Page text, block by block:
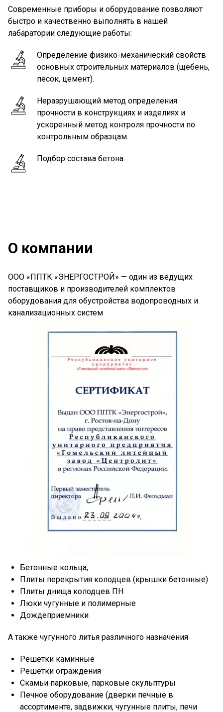
Современные приборы и оборудование позволяют
быстро и качественно выполнять в нашей
лабаратории следующие работы:
Определение физико-механический свойств
основных строительных материалов (щебень,
песок, цемент).
Неразрушающий метод определения
прочности в конструкциях и изделиях и
ускоренный метод контроля прочности по
контрольным образцам.
Подбор состава бетона.
О компании
ООО «ППТК «ЭНЕРГОСТРОЙ» — один из ведущих
поставщиков и производителей комплектов
оборудования для обустройства водопроводных и
канализационных систем
Бетонные кольца,
Плиты перекрытия колодцев (крышки бетонные)
Плиты днища колодцев ПН
Люки чугунные и полимерные
Дождеприемники
А также чугунного литья различного назначения
Решетки каминные
Решетки ограждения
Скамьи парковые, парковые скульптуры
Печное оборудование (дверки печные в
ассортименте, задвижки, чугунные плиты, печи